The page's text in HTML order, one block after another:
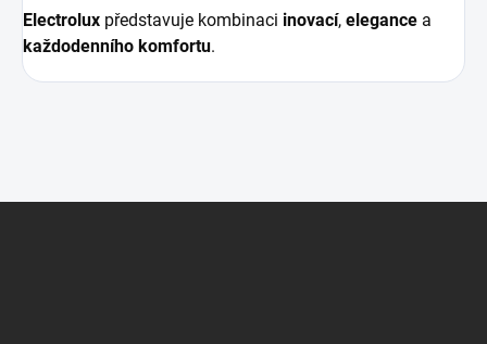
Electrolux představuje kombinaci inovací, elegance a
každodenního komfortu.